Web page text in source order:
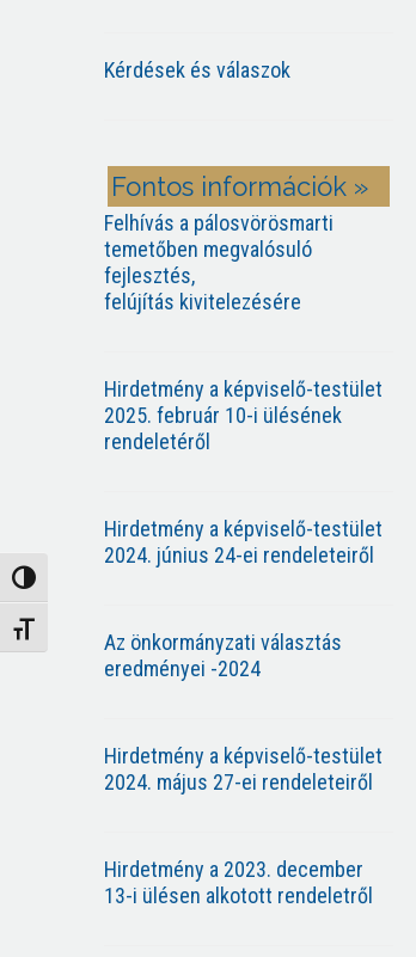
Nagy kontraszt váltása
Betűméret váltása
Kérdések és válaszok
Fontos információk »
Felhívás a pálosvörösmarti
temetőben megvalósuló
fejlesztés,
felújítás kivitelezésére
Hirdetmény a képviselő-testület
2025. február 10-i ülésének
rendeletéről
Hirdetmény a képviselő-testület
2024. június 24-ei rendeleteiről
Az önkormányzati választás
eredményei -2024
Hirdetmény a képviselő-testület
2024. május 27-ei rendeleteiről
Hirdetmény a 2023. december
13-i ülésen alkotott rendeletről